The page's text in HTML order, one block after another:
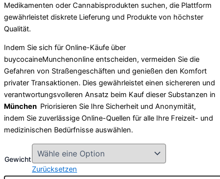
Medikamenten oder Cannabisprodukten suchen, die Plattform
gewährleistet diskrete Lieferung und Produkte von höchster
Qualität.
Indem Sie sich für Online-Käufe über
buycocaineMunchenonline entscheiden, vermeiden Sie die
Gefahren von Straßengeschäften und genießen den Komfort
privater Transaktionen. Dies gewährleistet einen sichereren und
verantwortungsvolleren Ansatz beim Kauf dieser Substanzen in
München Priorisieren Sie Ihre Sicherheit und Anonymität,
indem Sie zuverlässige Online-Quellen für alle Ihre Freizeit- und
medizinischen Bedürfnisse auswählen.
Gewicht
Zurücksetzen